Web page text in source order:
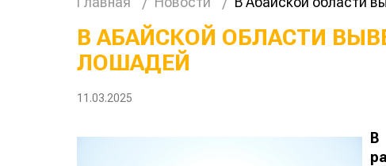
В АБАЙСКОЙ ОБЛАСТИ
ЛОШАДЕЙ
11.03.2025
В